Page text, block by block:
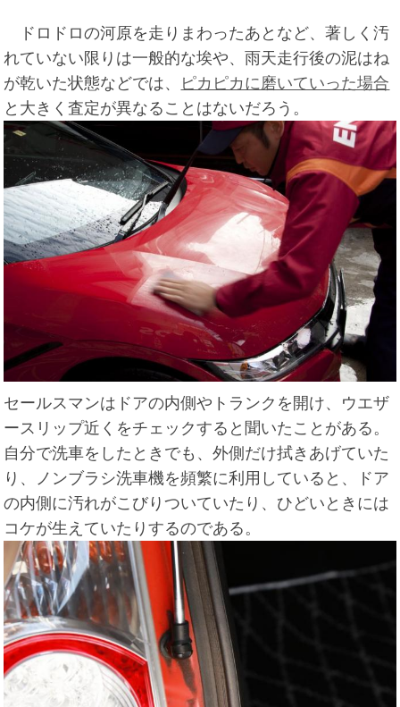
ドロドロの河原を走りまわったあとなど、著しく汚
れていない限りは一般的な埃や、雨天走行後の泥はね
が乾いた状態などでは、
ピカピカに磨いていった場合
と大きく査定が異なることはないだろう。
セールスマンはドアの内側やトランクを開け、ウエザ
ースリップ近くをチェックすると聞いたことがある。
自分で洗車をしたときでも、外側だけ拭きあげていた
り、ノンブラシ洗車機を頻繁に利用していると、ドア
の内側に汚れがこびりついていたり、ひどいときには
コケが生えていたりするのである。